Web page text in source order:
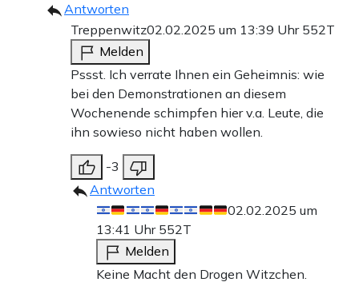
Antworten
Treppenwitz02.02.2025 um 13:39 Uhr 552T
Melden
Pssst. Ich verrate Ihnen ein Geheimnis: wie
bei den Demonstrationen an diesem
Wochenende schimpfen hier v.a. Leute, die
ihn sowieso nicht haben wollen.
-3
Antworten
02.02.2025 um
13:41 Uhr 552T
Melden
Keine Macht den Drogen Witzchen.